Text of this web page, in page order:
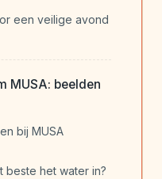
een veilige avond
MUSA: beelden
bij MUSA
beste het water in?